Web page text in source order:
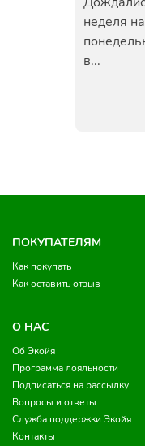
неделя
в...
ПОКУПАТЕЛЯМ
Как покупать
Как оставить отзыв
О НАС
Об Экойя
Программа лояльности
Подписаться на рассылку
Вопросы и ответы
Служба поддержки Экойя
Контакты